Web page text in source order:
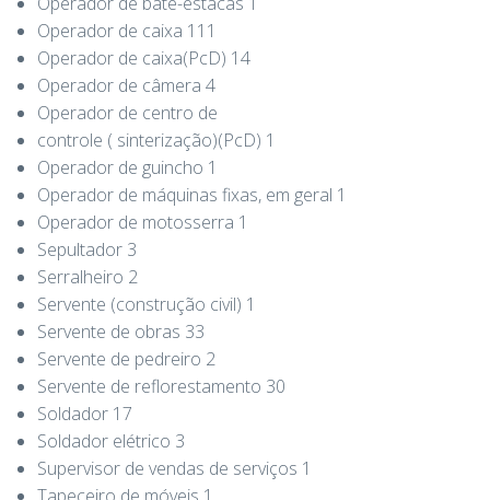
Operador de caixa 111
Operador de caixa(PcD) 14
Operador de câmera 4
Operador de centro de
controle ( sinterização)(PcD) 1
Operador de guincho 1
Operador de máquinas fixas, em geral 1
Operador de motosserra 1
Sepultador 3
Serralheiro 2
Servente (construção civil) 1
Servente de obras 33
Servente de pedreiro 2
Servente de reflorestamento 30
Soldador 17
Soldador elétrico 3
Supervisor de vendas de serviços 1